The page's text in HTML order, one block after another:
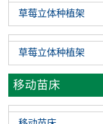
草莓立体种植架
草莓立体种植架
移动苗床